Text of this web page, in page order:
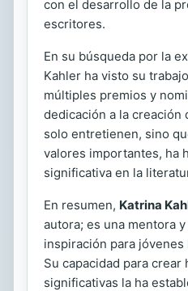
con el desarrollo de la
escritores.
En su búsqueda por la
Kahler ha visto su
múltiples premios y
dedicación a la creación
solo entretienen, sino
valores importantes, ha
significativa en la
En resumen, Katrina
autora; es una mentora
inspiración para
Su capacidad para
significativas la ha